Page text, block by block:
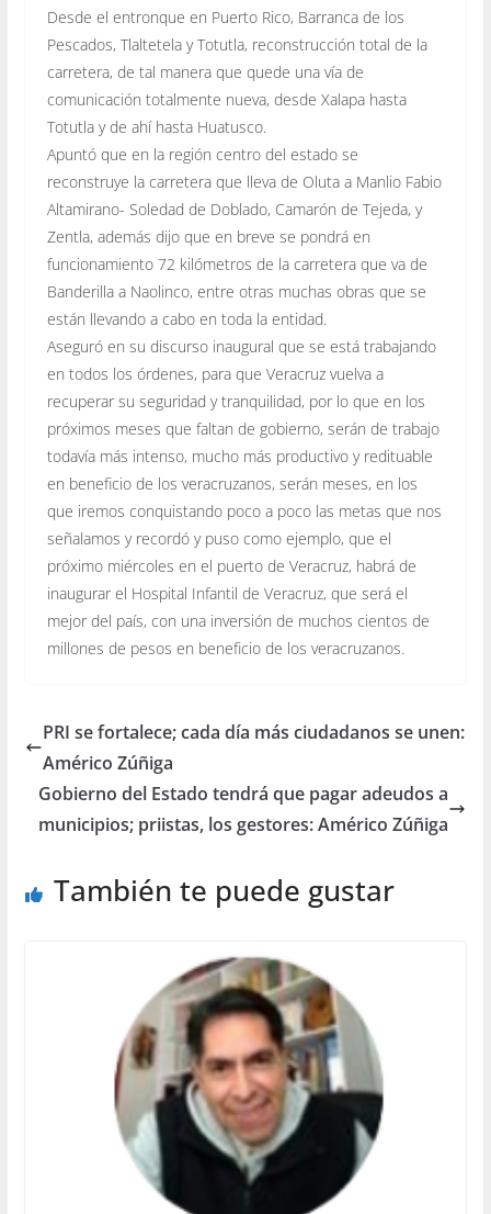
Desde el entronque en Puerto Rico, Barranca de los
Pescados, Tlaltetela y Totutla, reconstrucción total de la
carretera, de tal manera que quede una vía de
comunicación totalmente nueva, desde Xalapa hasta
Totutla y de ahí hasta Huatusco.
Apuntó que en la región centro del estado se
reconstruye la carretera que lleva de Oluta a Manlio Fabio
Altamirano- Soledad de Doblado, Camarón de Tejeda, y
Zentla, además dijo que en breve se pondrá en
funcionamiento 72 kilómetros de la carretera que va de
Banderilla a Naolinco, entre otras muchas obras que se
están llevando a cabo en toda la entidad.
Aseguró en su discurso inaugural que se está trabajando
en todos los órdenes, para que Veracruz vuelva a
recuperar su seguridad y tranquilidad, por lo que en los
próximos meses que faltan de gobierno, serán de trabajo
todavía más intenso, mucho más productivo y redituable
en beneficio de los veracruzanos, serán meses, en los
que iremos conquistando poco a poco las metas que nos
señalamos y recordó y puso como ejemplo, que el
próximo miércoles en el puerto de Veracruz, habrá de
inaugurar el Hospital Infantil de Veracruz, que será el
mejor del país, con una inversión de muchos cientos de
millones de pesos en beneficio de los veracruzanos.
PRI se fortalece; cada día más ciudadanos se unen:
Américo Zúñiga
Gobierno del Estado tendrá que pagar adeudos a
municipios; priistas, los gestores: Américo Zúñiga
También te puede gustar